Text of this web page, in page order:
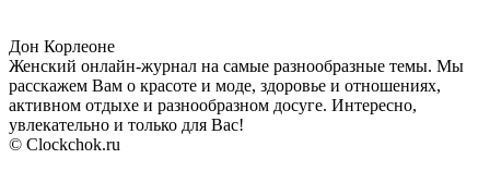
Дон Корлеоне
Женский онлайн-журнал на самые разнообразные темы. Мы
расскажем Вам о красоте и моде, здоровье и отношениях,
активном отдыхе и разнообразном досуге. Интересно,
увлекательно и только для Вас!
© Clockchok.ru